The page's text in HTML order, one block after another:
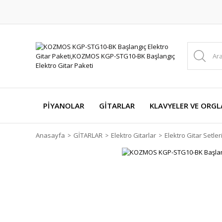
PİYANOLAR GİTARLAR KLAVYELER VE
Anasayfa GİTARLAR Elektro Gitarlar Elektro Gitar Setleri